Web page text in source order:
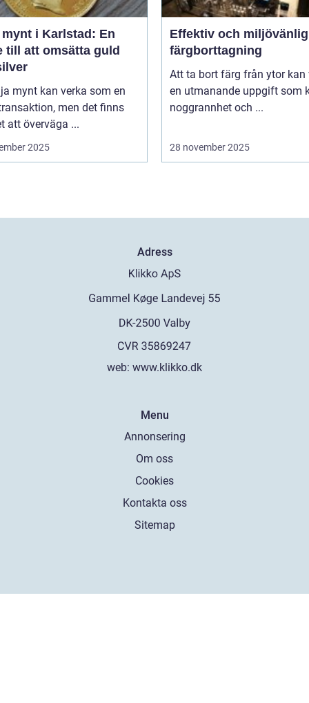
mynt i Karlstad: En
till att omsätta guld
mynt kan verka som en
men det finns
att överväga ...
2025
Effektiv och miljövänlig
färgborttagning
Att ta bort färg från ytor kan
en utmanande uppgift som
noggrannhet och ...
28 november 2025
Adress
web: www.klikko.dk
Menu
Annonsering
Om oss
Cookies
Kontakta oss
Sitemap